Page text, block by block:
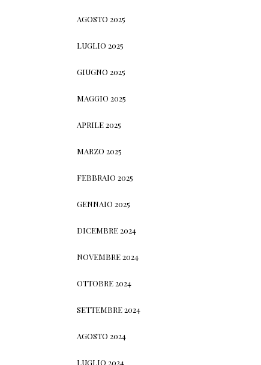
AGOSTO 2025
LUGLIO 2025
GIUGNO 2025
MAGGIO 2025
APRILE 2025
MARZO 2025
FEBBRAIO 2025
GENNAIO 2025
DICEMBRE 2024
NOVEMBRE 2024
OTTOBRE 2024
SETTEMBRE 2024
AGOSTO 2024
LUGLIO 2024